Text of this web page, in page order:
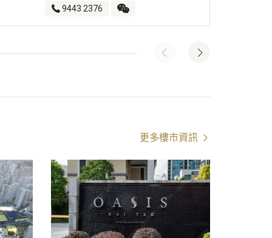
9443 2376
更多樓市資訊